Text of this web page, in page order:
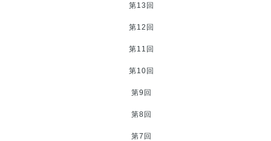
第13回
第12回
第11回
第10回
第9回
第8回
第7回